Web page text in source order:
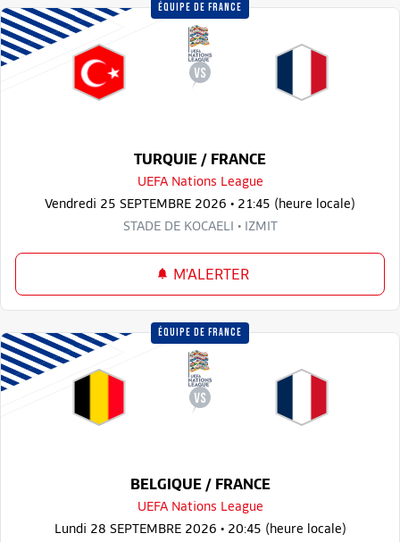
ÉQUIPE DE FRANCE
TURQUIE / FRANCE
UEFA Nations League
Vendredi 25 SEPTEMBRE 2026 • 21:45 (heure locale)
STADE DE KOCAELI • IZMIT
M'ALERTER
ÉQUIPE DE FRANCE
BELGIQUE / FRANCE
UEFA Nations League
Lundi 28 SEPTEMBRE 2026 • 20:45 (heure locale)